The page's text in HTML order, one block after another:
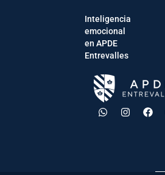
Inteligencia
emocional
en APDE
Entrevalles